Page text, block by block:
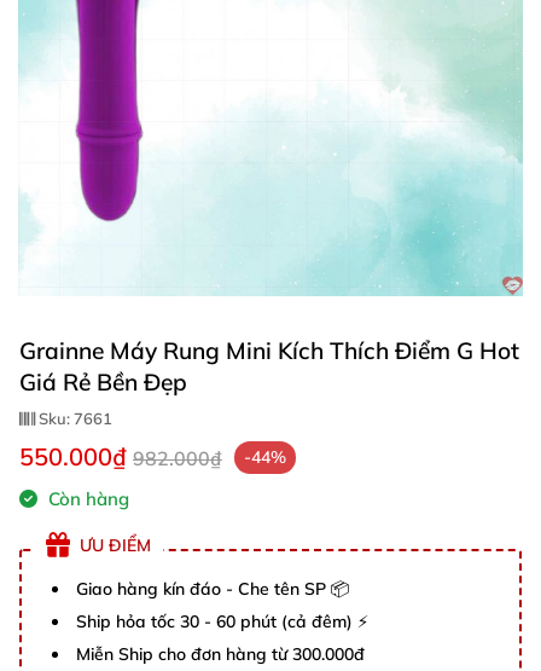
Grainne Máy Rung Mini Kích Thích Điểm G Hot
Giá Rẻ Bền Đẹp
Sku:7661
550.000₫ 982.000₫ -44%
Còn hàng
ƯU ĐIỂM
Giao hàng kín đáo - Che tên SP 📦
Ship hỏa tốc 30 - 60 phút (cả đêm) ⚡
Miễn Ship cho đơn hàng từ 300.000đ